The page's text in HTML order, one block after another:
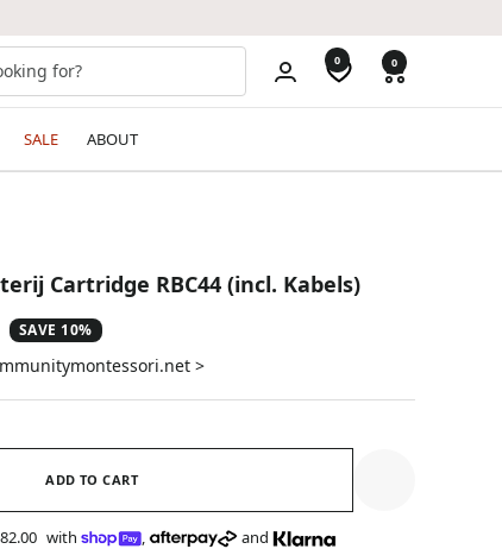
0 0
SALE ABOUT
Cartridge RBC44 (incl. Kabels)
SAVE 10%
>
ADD TO CART
with , and